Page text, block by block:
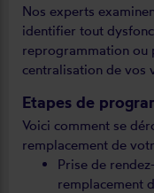
Nos experts
identifier tout
reprogrammation ou
centralisation de vos
Etapes de
Voici comment se
remplacement de
Prise de
remplacement